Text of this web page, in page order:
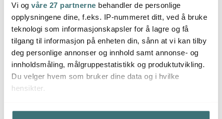
Vi og våre 27 partnerne behandler de personlige
opplysningene dine, f.eks. IP-nummeret ditt, ved å bruke
teknologi som informasjonskapsler for å lagre og få
tilgang til informasjon på enheten din, sånn at vi kan tilby
deg personlige annonser og innhold samt annonse- og
innholdsmåling, målgruppestatistikk og produktutvikling.
Du velger hvem som bruker dine data og i hvilke
hensikter.
Hvis du gir oss lov, vil vi også gjerne:
Sommersonett
vannglass 50 cl 2 stk
429 kr
Få på lager
Sommersonett
vannglass 50 cl 2 stk
429 kr
no:
Du kanskje også liker